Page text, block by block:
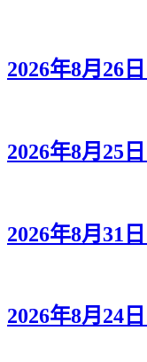
2026年8月26
2026年8月25
2026年8月31
2026年8月24